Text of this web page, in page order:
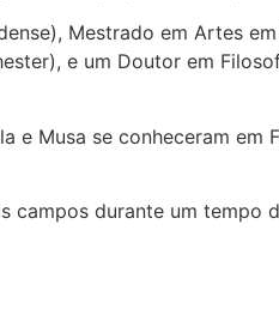
Mestrado em Artes
e um Doutor em
Musa se conheceram em
campos durante um tempo